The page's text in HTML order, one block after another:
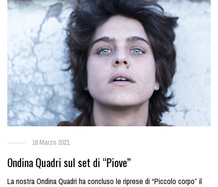
16 Marzo 2021
Ondina Quadri sul set di “Piove”
La nostra Ondina Quadri ha concluso le riprese di “Piccolo corpo” il